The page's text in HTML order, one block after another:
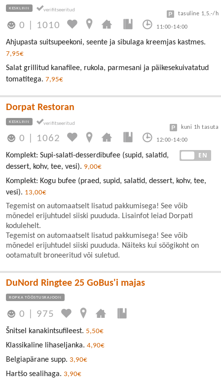
KESKLINN
0 1010 11:00-14:00
tasuline 1,5.-/h
Ahjupasta suitsupeekoni, seente ja sibulaga kreemjas kastmes.
7,95€
Salat grillitud kanafilee, rukola, parmesani ja päikesekuivatatud
tomatitega. 7,95€
Dorpat Restoran
KESKLINN
0 1062 12:00-14:00
kuni 1h tasuta
EN
Komplekt: Supi-salati-desserdibufee (supid, salatid,
dessert, kohv, tee, vesi). 9,00€
Komplekt: Kogu bufee (praed, supid, salatid, dessert, kohv, tee,
vesi). 13,00€
Tegemist on automaatselt lisatud pakkumisega! See võib
mõnedel erijuhtudel siiski puududa. Lisainfot leiad Dorpati
kodulehelt.
Tegemist on automaatselt lisatud pakkumisega! See võib
mõnedel erijuhtudel siiski puududa. Näiteks kui söögikoht on
ootamatult broneeritud või suletud.
DuNord Ringtee 25 GoBus'i majas
ROPKA TÖÖSTUSRAJOON
0 975
Šnitsel kanakintsufileest. 5,50€
Klassikaline lihaseljanka. 4,90€
Belgiapärane supp. 3,90€
Hartšo sealihaga. 3,90€